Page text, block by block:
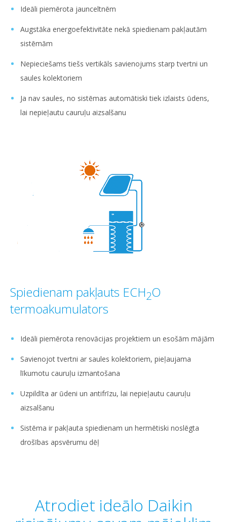
Ideāli piemērota jaunceltnēm
Augstāka energoefektivitāte nekā spiedienam pakļautām
sistēmām
Nepieciešams tiešs vertikāls savienojums starp tvertni un
saules kolektoriem
Ja nav saules, no sistēmas automātiski tiek izlaists ūdens,
lai nepieļautu cauruļu aizsalšanu
Spiedienam pakļauts ECH2O
termoakumulators
Ideāli piemērota renovācijas projektiem un esošām mājām
Savienojot tvertni ar saules kolektoriem, pieļaujama
līkumotu cauruļu izmantošana
Uzpildīta ar ūdeni un antifrīzu, lai nepieļautu cauruļu
aizsalšanu
Sistēma ir pakļauta spiedienam un hermētiski noslēgta
drošības apsvērumu dēļ
Atrodiet ideālo Daikin